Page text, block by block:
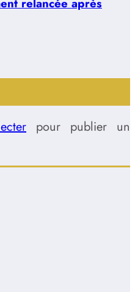
pour publier un